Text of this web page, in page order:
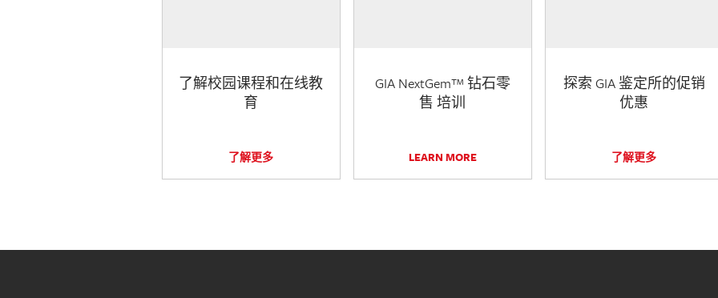
了解校园课程和在线教
育
了解更多
GIA NextGem™ 钻石零
售 培训
LEARN MORE
探索 GIA 鉴定所的促销
优惠
了解更多